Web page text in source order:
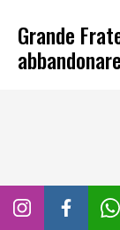
Grande